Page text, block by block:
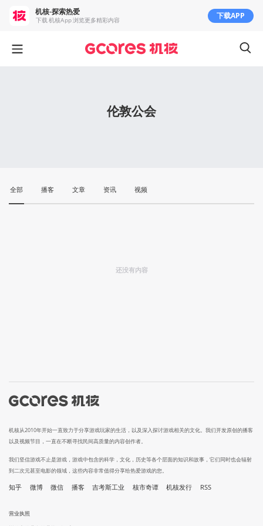
伦敦公会
全部 播客 文章 资讯 视频
还没有内容
机核从2010年开始一直致力于分享游戏玩家的生活，以及深入探讨游戏相关的文化。我们开发原创的播客
以及视频节目，一直在不断寻找民间高质量的内容创作者。
我们坚信游戏不止是游戏，游戏中包含的科学，文化，历史等各个层面的知识和故事，它们同时也会辐射
到二次元甚至电影的领域，这些内容非常值得分享给热爱游戏的您。
知乎 微博 微信 播客 吉考斯工业 核市奇谭 机核发行 RSS
营业执照
机核-探索热爱
下载 机核App 浏览更多精彩内容 下载APP